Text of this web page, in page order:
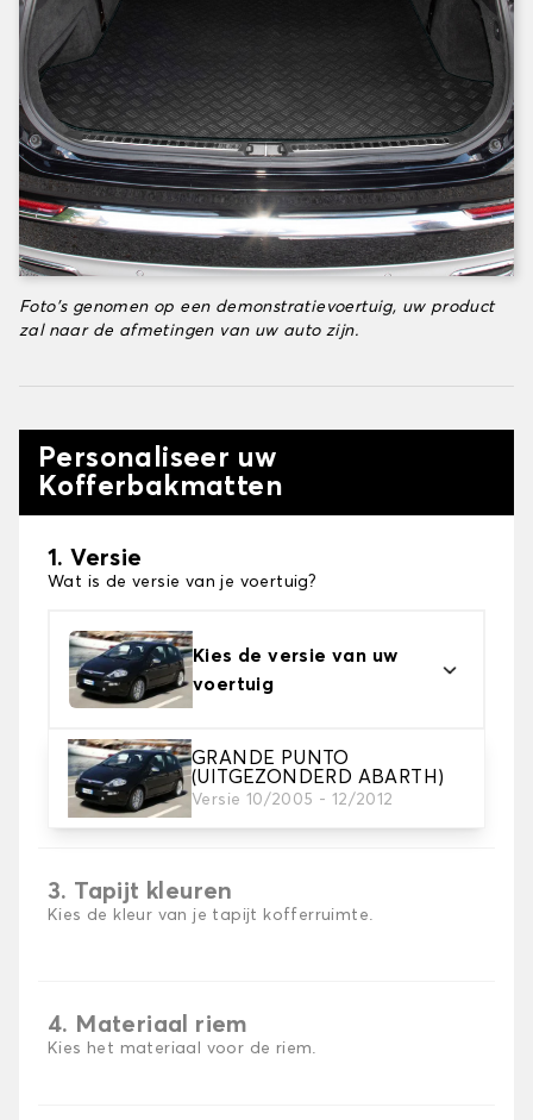
Foto's genomen op een demonstratievoertuig, uw product
zal naar de afmetingen van uw auto zijn.
Personaliseer uw
Kofferbakmatten
1. Versie
Wat is de versie van je voertuig?
Kies de versie van uw
voertuig
GRANDE PUNTO
(UITGEZONDERD ABARTH)
Versie 10/2005 - 12/2012
2. Materiaal
Kies het materiaal van uw kofferbakmat
3. Tapijt kleuren
Kies de kleur van je tapijt kofferruimte.
4. Materiaal riem
Kies het materiaal voor de riem.